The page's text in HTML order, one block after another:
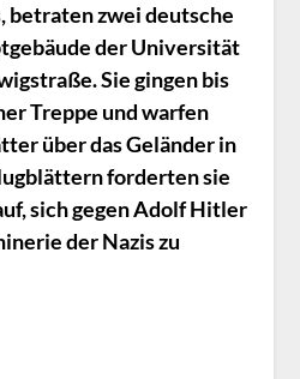
zwei deutsche
der Universität
Sie gingen bis
Treppe und warfen
über das Geländer in
forderten sie
sich gegen Adolf Hitler
der Nazis zu